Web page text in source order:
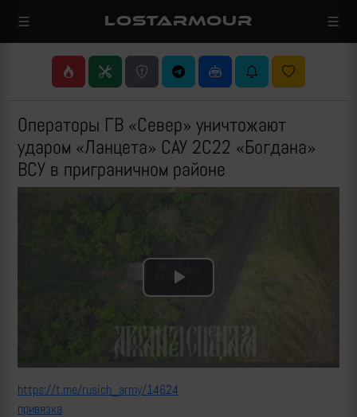
LOSTARMOUR
Операторы ГВ «Север» уничтожают
ударом «Ланцета» САУ 2С22 «Богдана»
ВСУ в приграничном районе
Play
Video
https://t.me/rusich_army/14624
привязка